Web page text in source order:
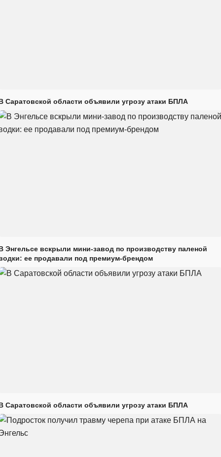
Саратовской области объявили угрозу атаки БПЛА
Энгельсе вскрыли мини-завод по производству паленой
ее продавали под премиум-брендом
Саратовской области объявили угрозу атаки БПЛА